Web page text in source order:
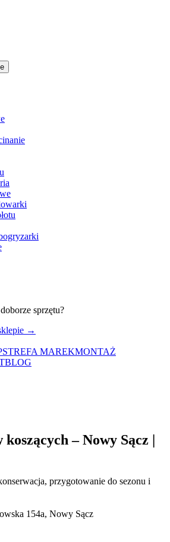
sprzętu?
→
STREFA MAREKMONTAŻ
BLOG
– Nowy Sącz |
przygotowanie do sezonu i
154a, Nowy Sącz